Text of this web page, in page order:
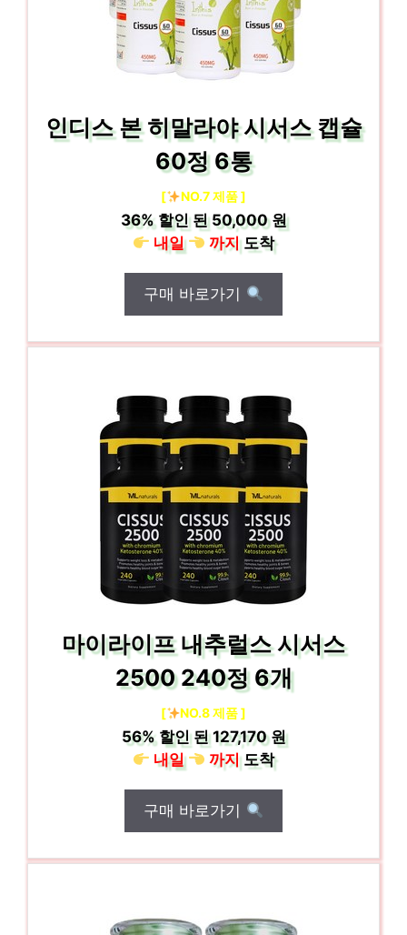
인디스 본 히말라야 시서스 캡슐
60정 6통
[ NO.7 제품 ]
36%할인 된50,000 원
내일
까지도착
구매 바로가기
마이라이프 내추럴스 시서스
2500 240정 6개
[ NO.8 제품 ]
56%할인 된127,170 원
내일
까지도착
구매 바로가기